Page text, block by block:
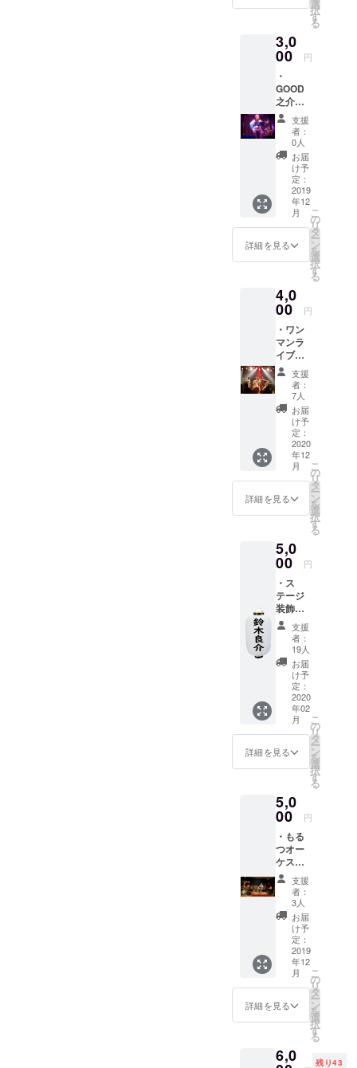
すが、
こちら
入頂い
た金額
は変わ
ること
はあり
ませ
ん。(会
場でご
購入の
場合は
上がる
ことも
あるか
も！) 会
ど、CD
が欲し
言うこ
とはこ
ちらで
ご購入
くださ
い！ 収
録曲
は、
「必死
のパッ
チ！」
「千鳥
ウギ」
その
なって
いない
かりで
す！ ・
GOOD
之介に
よるラ
イナー
ノーツ
付き！
・もる
つオー
ケスト
ンのお
礼とご
お送り
しま
す。 ・
ワンマ
ンライ
ブ動画
ダイ
ジェス
トを
YouTub
e限定公
開URL
でお送
りしま
す。
ン前に
郵送し
ます。
※支援時
にプル
ダウン
メ
ニュー
よりご
希望の
サイズ
を選択
くださ
るつ
オーケ
ストラ
とご報
告の新
送りし
ます。
・ワン
マンラ
イブ動
画ダイ
ジェス
トを
YouTub
e限定公
開URL
でお送
りしま
す。
選
択
す
る
3,0
00 円
・
GOOD
之介が
弾き語
りで、
あなた
の好き
な曲を
あなた
だけに
歌って
動画で
送りま
す。 カ
バーor
ストラ
オリジ
ナル な
んでも
大丈夫
です！
GOOD
之介が
弾き語
りして
動画で
送りま
す。 こ
ちらか
らご連
絡し、
リクエ
いま
す。
支援
者：
0人
お届
け予
定：
2019
年12
月
詳細を見る
こ
の
リ
タ
ー
ン
を
選
択
す
る
4,0
00 円
・ワン
マンラ
イブチ
ケット
(3500
るつ
オーケ
ストラ
よりワ
ンマン
のお礼
とご報
告の新
聞をお
・ワン
マンラ
イブ動
画ダイ
ジェス
トを
YouTub
e限定公
開URL
でお送
りしま
す。 〜
もるつ
オーケ
ストラ
ワンマ
ンライ
のパッ
チでや
せ！
白黒
ハッキ
リさせ
SHOW!!
」 日
時：
2020年
1月24日
(金)
OPEN:
18:30
START:
CLUB
支援
者：
7人
お届
け予
定：
2020
年12
月
詳細を見る
こ
の
リ
タ
ー
ン
を
選
択
す
る
5,0
00 円
・ス
テージ
装飾用
として
あなた
の名前
入り提
灯をお
作りし
飾らせ
て頂き
ます。
(赤か白
どちら
か１
らで選
ばせて
頂きま
す。) ワ
ンマン
ライブ
終了
後、ご
希望に
よりお
渡しさ
せて頂
きま
す。 今
回のラ
イブの
裏テー
当日会
支援
者：
19人
お届
け予
定：
2020
年02
月
詳細を見る
こ
の
リ
タ
ー
ン
を
選
択
す
る
5,0
00 円
・もる
つオー
ケスト
ラみん
なであ
なたの
好きな
曲をあ
なただ
けに
歌って
動画で
送りま
す。 カ
バーor
ストラ
支援
者：
3人
お届
け予
定：
2019
年12
月
詳細を見る
こ
の
リ
タ
ー
ン
を
選
択
す
る
6,0 残り43